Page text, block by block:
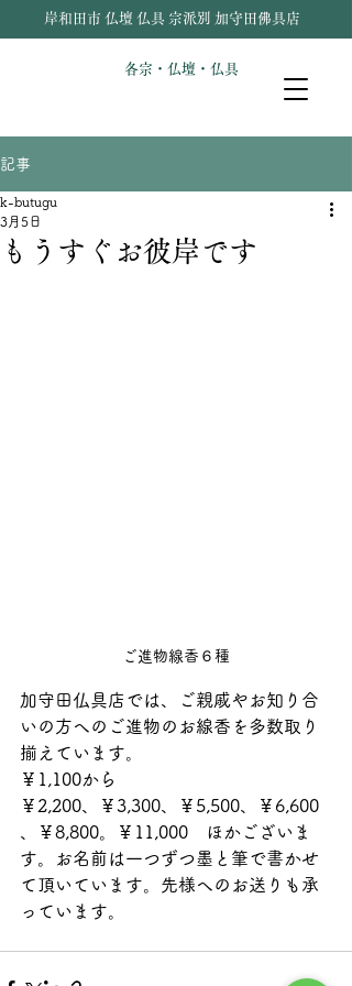
各宗・仏壇・仏具
岸和田市 仏壇 仏具 宗派別 加守田佛具店
記事
もうすぐお彼岸です
k-butugu
3月5日
ご進物線香６種
加守田仏具店では、ご親戚やお知り合
いの方へのご進物のお線香を多数取り
揃えています。
￥1,100から
￥2,200、￥3,300、￥5,500、￥6,600
、￥8,800。￥11,000　ほかございま
す。お名前は一つずつ墨と筆で書かせ
て頂いています。先様へのお送りも承
っています。